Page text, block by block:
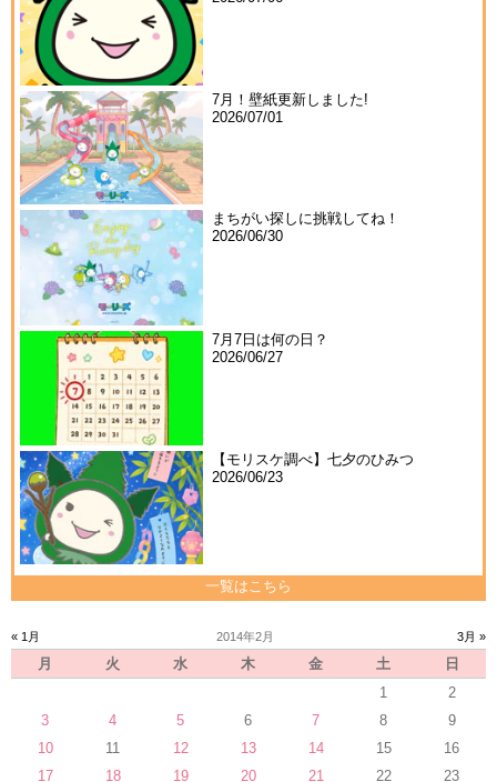
7月！壁紙更新しました!
2026/07/01
まちがい探しに挑戦してね！
2026/06/30
7月7日は何の日？
2026/06/27
【モリスケ調べ】七夕のひみつ
2026/06/23
一覧はこちら
« 1月 2014年2月 3月 »
月 火 水 木 金 土
日
1
2
3
4 5 6 7 8
9
10
11 12 13 14 15
16
17
18 19 20 21 22 23